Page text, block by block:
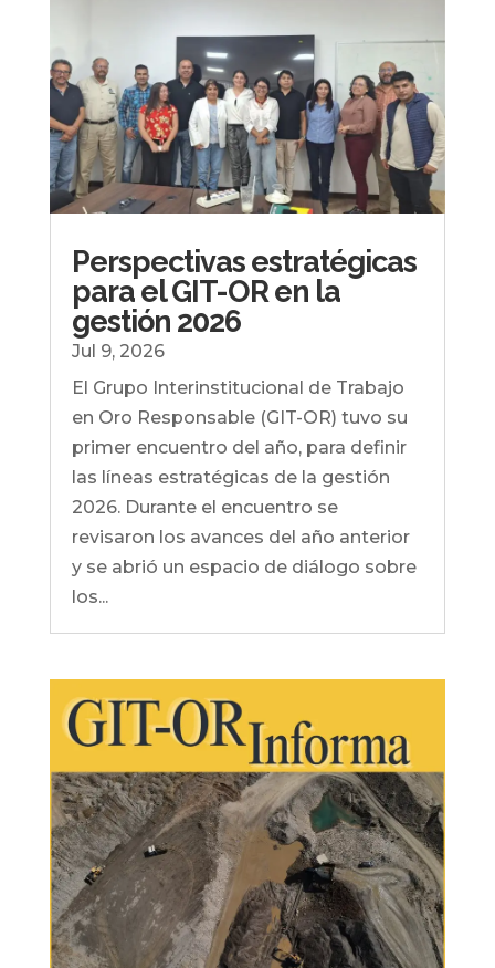
Perspectivas estratégicas
para el GIT-OR en la
gestión 2026
Jul 9, 2026
El Grupo Interinstitucional de Trabajo
en Oro Responsable (GIT-OR) tuvo su
primer encuentro del año, para definir
las líneas estratégicas de la gestión
2026. Durante el encuentro se
revisaron los avances del año anterior
y se abrió un espacio de diálogo sobre
los...